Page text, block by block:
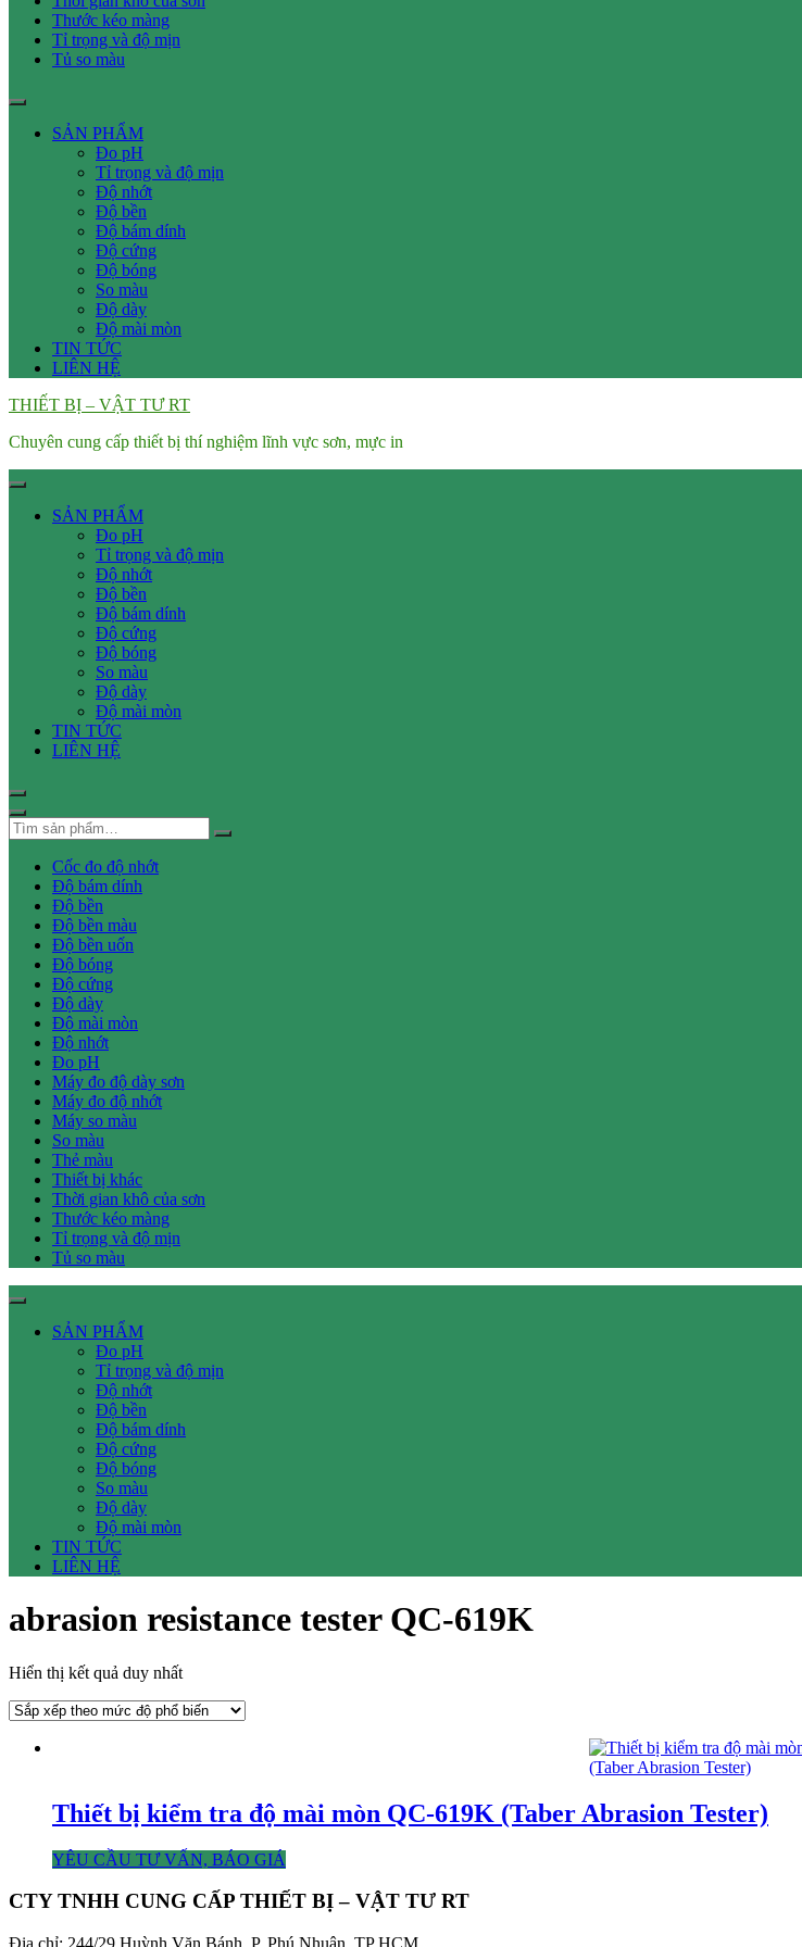
Thước kéo màng
Tỉ trọng và độ mịn
Tủ so màu
SẢN PHẨM
Đo pH
Tỉ trọng và độ mịn
Độ nhớt
Độ bền
Độ bám dính
Độ cứng
Độ bóng
So màu
Độ dày
Độ mài mòn
TIN TỨC
LIÊN HỆ
THIẾT BỊ – VẬT TƯ RT
Chuyên cung cấp thiết bị thí nghiệm lĩnh vực sơn, mực in
SẢN PHẨM
Đo pH
Tỉ trọng và độ mịn
Độ nhớt
Độ bền
Độ bám dính
Độ cứng
Độ bóng
So màu
Độ dày
Độ mài mòn
TIN TỨC
LIÊN HỆ
Cốc đo độ nhớt
Độ bám dính
Độ bền
Độ bền màu
Độ bền uốn
Độ bóng
Độ cứng
Độ dày
Độ mài mòn
Độ nhớt
Đo pH
Máy đo độ dày sơn
Máy đo độ nhớt
Máy so màu
So màu
Thẻ màu
Thiết bị khác
Thời gian khô của sơn
Thước kéo màng
Tỉ trọng và độ mịn
Tủ so màu
SẢN PHẨM
Đo pH
Tỉ trọng và độ mịn
Độ nhớt
Độ bền
Độ bám dính
Độ cứng
Độ bóng
So màu
Độ dày
Độ mài mòn
TIN TỨC
LIÊN HỆ
abrasion resistance tester QC-619K
Hiển thị kết quả duy nhất
Thiết bị kiểm tra độ mài mòn QC-619K (Taber Abrasion Tester)
YÊU CẦU TƯ VẤN, BÁO GIÁ
CTY TNHH CUNG CẤP THIẾT BỊ – VẬT TƯ RT